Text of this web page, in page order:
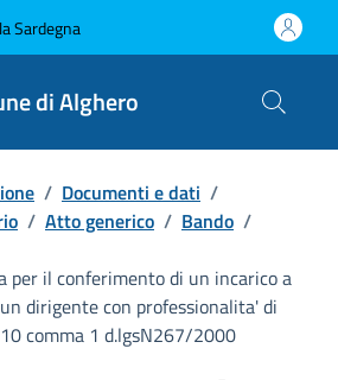
Sardegna
di Alghero
/ Documenti e dati /
/ Atto generico / Bando /
per il conferimento di un incarico a
dirigente con professionalita' di
comma 1 d.lgsN267/2000